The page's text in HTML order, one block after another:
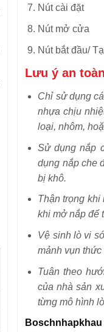
Nút cài đặt
Nút mở cửa
Nút bắt đầu/
Lưu ý an
Chỉ sử dụng
nhựa chịu
loại, nhôm,
Sử dụng nắp
dụng nắp che
bị khô.
Thận trọng khi
khi mở nắp để
Vệ sinh lò vi
mảnh vụn
Tuân theo
của nhà sản
từng mô hình
Boschnhapkhau